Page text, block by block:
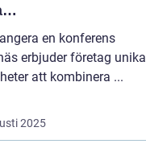
en konferens
erbjuder företag unika
att kombinera ...
2025